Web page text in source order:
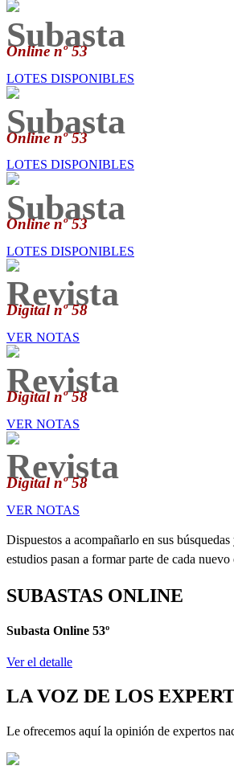
Subasta
Online nº 53
LOTES DISPONIBLES
Subasta
Online nº 53
LOTES DISPONIBLES
Subasta
Online nº 53
LOTES DISPONIBLES
Revista
Digital nº 58
VER NOTAS
Revista
Digital nº 58
VER NOTAS
Revista
Digital nº 58
VER NOTAS
Dispuestos a acompañarlo en sus
estudios pasan a formar parte de cada
SUBASTAS ONLINE
Subasta Online 53º
Ver el detalle
LA VOZ DE LOS
Le ofrecemos aquí la opinión de expertos